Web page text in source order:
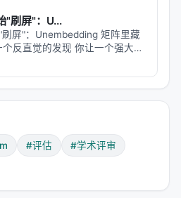
"刷屏"：U...
屏"：Unembedding 矩阵里藏
反直觉的发现 你让一个强大的
段话编码成一个向量，用于
匹配。结果发现，这个在
#评估
#学术评审